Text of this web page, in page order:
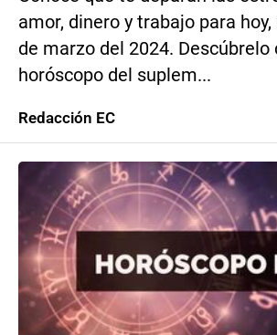
amor, dinero y trabajo para
de marzo del 2024. Descúbrelo
horóscopo del suplem...
Redacción EC